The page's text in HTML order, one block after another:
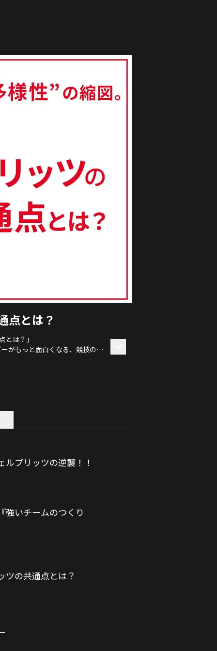
点とは？
は？」
がもっと面白くなる、競技の基
ブリッツの逆襲！！
強いチームのつくり
ツの共通点とは？